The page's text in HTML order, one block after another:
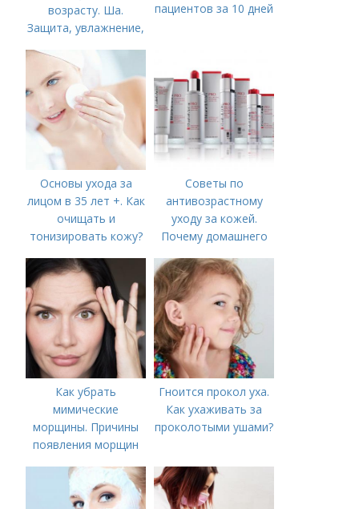
возрасту. Ша.
Защита, увлажнение,
пациентов за 10 дней
Основы ухода за
лицом в 35 лет +. Как
очищать и
тонизировать кожу?
Советы по
антивозрастному
уходу за кожей.
Почему домашнего
Как убрать
мимические
морщины. Причины
появления морщин
Гноится прокол уха.
Как ухаживать за
проколотыми ушами?